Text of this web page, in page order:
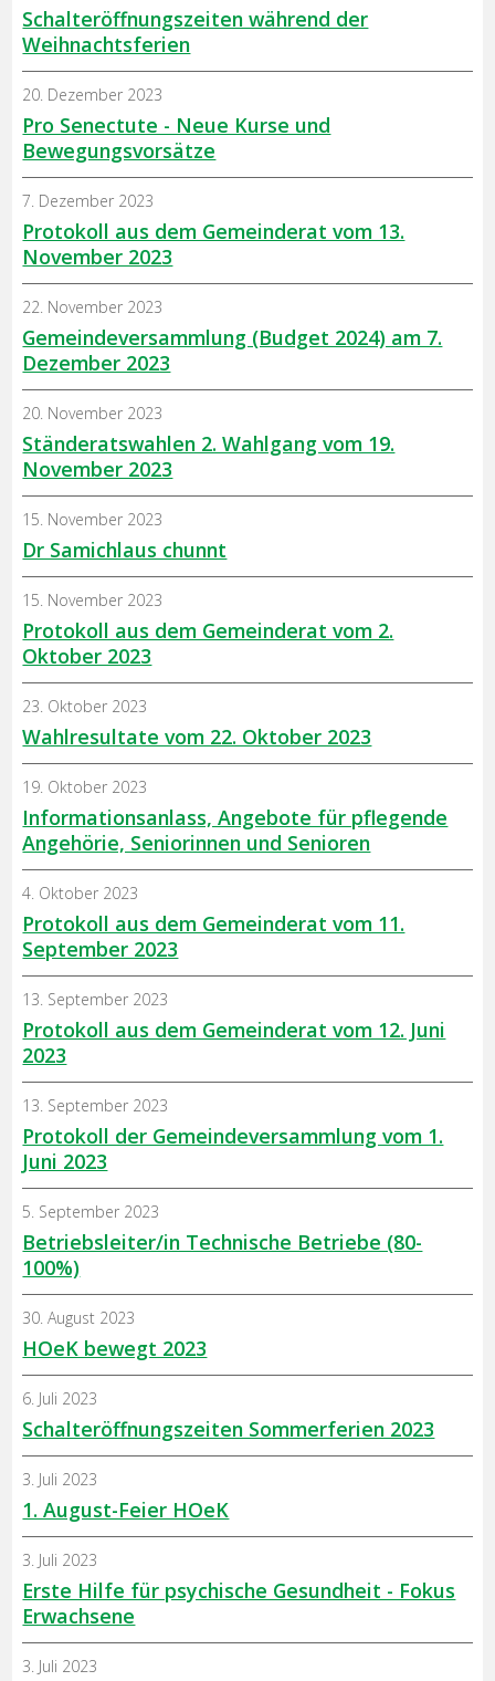
Schalteröffnungszeiten während der
Weihnachtsferien
Pro Senectute - Neue Kurse und
Bewegungsvorsätze
20. Dezember 2023
Protokoll aus dem Gemeinderat vom 13.
November 2023
7. Dezember 2023
Gemeindeversammlung (Budget 2024) am 7.
Dezember 2023
22. November 2023
Ständeratswahlen 2. Wahlgang vom 19.
November 2023
20. November 2023
Dr Samichlaus chunnt
15. November 2023
Protokoll aus dem Gemeinderat vom 2.
Oktober 2023
15. November 2023
Wahlresultate vom 22. Oktober 2023
23. Oktober 2023
Informationsanlass, Angebote für pflegende
Angehörie, Seniorinnen und Senioren
19. Oktober 2023
Protokoll aus dem Gemeinderat vom 11.
September 2023
4. Oktober 2023
Protokoll aus dem Gemeinderat vom 12. Juni
2023
13. September 2023
Protokoll der Gemeindeversammlung vom 1.
Juni 2023
13. September 2023
Betriebsleiter/in Technische Betriebe (80-
100%)
5. September 2023
HOeK bewegt 2023
30. August 2023
Schalteröffnungszeiten Sommerferien 2023
6. Juli 2023
1. August-Feier HOeK
3. Juli 2023
Erste Hilfe für psychische Gesundheit - Fokus
Erwachsene
3. Juli 2023
3. Juli 2023